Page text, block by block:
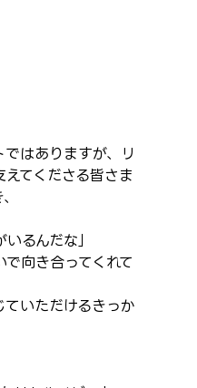
はありますが、リ
てくださる皆さま
るんだな」
で向き合ってくれて
いただけるきっか